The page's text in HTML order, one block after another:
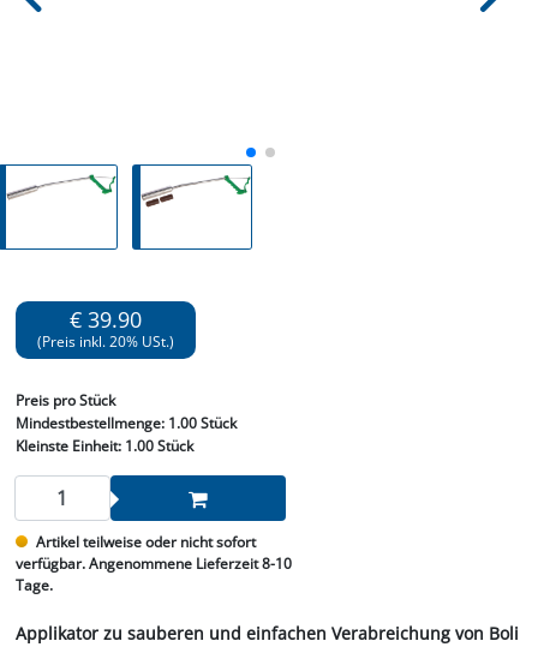
€ 39.90
(Preis inkl. 20% USt.)
Preis pro Stück
Mindestbestellmenge: 1.00 Stück
Kleinste Einheit:1.00 Stück
Artikel teilweise oder nicht sofort
verfügbar. Angenommene Lieferzeit 8-10
Tage.
Applikator zu sauberen und einfachen Verabreichung von Boli